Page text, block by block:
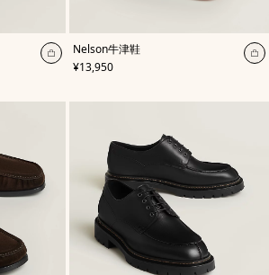
加
Nelson牛津鞋
,颜
色:
黑
,
价格
¥13,950
加